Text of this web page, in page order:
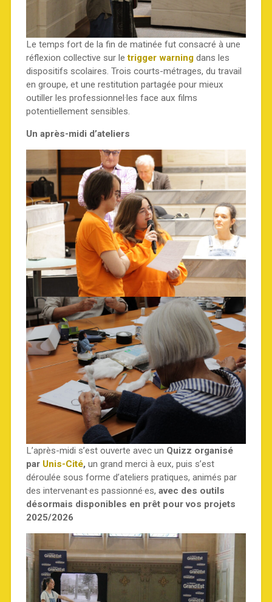
Le temps fort de la fin de matinée fut consacré à une
réflexion collective sur le trigger warning dans les
dispositifs scolaires. Trois courts-métrages, du travail
en groupe, et une restitution partagée pour mieux
outiller les professionnel·les face aux films
potentiellement sensibles.
Un après-midi d’ateliers
L’après-midi s’est ouverte avec un Quizz organisé
par Unis-Cité, un grand merci à eux, puis s’est
déroulée sous forme d’ateliers pratiques, animés par
des intervenant·es passionné·es, avec des outils
désormais disponibles en prêt pour vos projets
2025/2026